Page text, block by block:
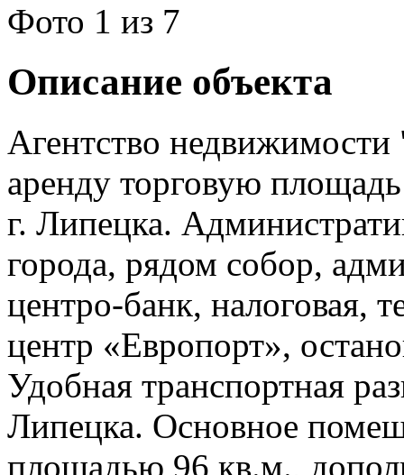
Фото 1 из 7
Описание объекта
Агентство недвижимости
аренду торговую
г. Липецка.
города, рядом собор,
центро-банк, налоговая,
центр «Европорт»,
Удобная транспортная
Липецка. Основное
площадью 96 кв.м.,